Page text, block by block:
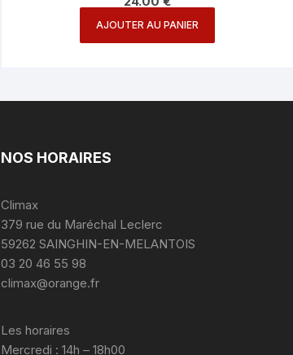
AJOUTER AU PANIER
NOS HORAIRES
Climax
379 rue du Maréchal Leclerc
59262 SAINGHIN-EN-MELANTOIS
03 20 46 55 98
climax@orange.fr
Les horaires
Mercredi : 14h – 18h00